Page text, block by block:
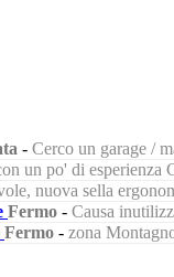
- Cerco un garage /
un po' di esperienza
nuova sella
Fermo - Causa
Fermo - zona